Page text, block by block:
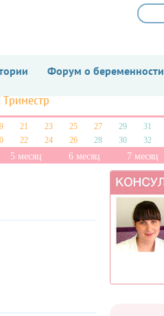
Форум о беременности
Триместр
21 23 25 27 29 31
22 24 26 28 30 32
5 месяц 6 месяц 7 месяц